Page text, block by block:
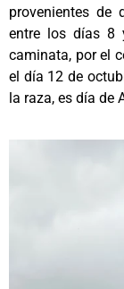
provenientes de
entre los días 8
caminata, por el
el día 12 de
la raza, es día de